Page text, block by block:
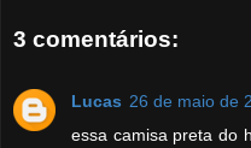
3 comentários:
Lucas 26 de maio de
essa camisa preta do